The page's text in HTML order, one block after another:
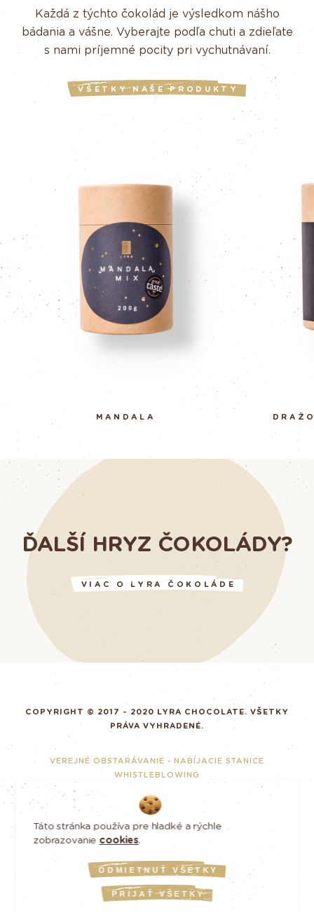
Každá z týchto čokolád je výsledkom nášho
bádania a vášne. Vyberajte podľa chuti a zdieľate
s nami príjemné pocity pri vychutnávaní.
VŠETKY NAŠE PRODUKTY
MANDALA
ĎALŠÍ HRYZ ČOKOLÁDY?
VIAC O LYRA ČOKOLÁDE
COPYRIGHT © 2017 - 2020 LYRA CHOCOLATE. VŠETKY
PRÁVA VYHRADENÉ.
VEREJNÉ OBSTARÁVANIE - NABÍJACIE STANICE
WHISTLEBLOWING
GDPR
TÚTO WEBSTRÁNKU VYROBILO ART4WEB
INOVÁCIA VÝROBNÉHO PROCESU
SPOLOČNOSTI LYRA GROUP S.R.O.
Táto stránka používa pre hladké a rýchle
zobrazovanie cookies.
ODMIETNUŤ VŠETKY
PRIJAŤ VŠETKY